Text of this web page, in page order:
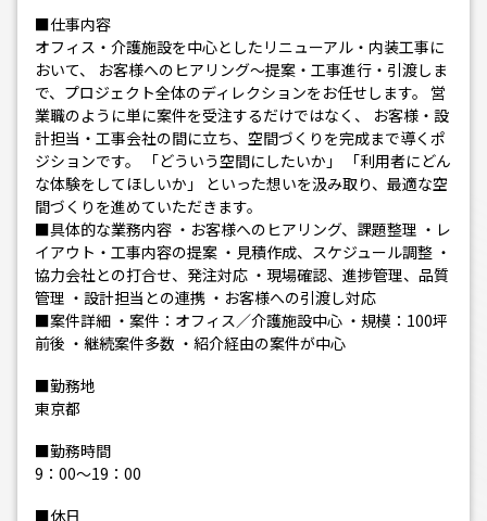
■仕事内容
オフィス・介護施設を中心としたリニューアル・内装工事に
おいて、 お客様へのヒアリング〜提案・工事進行・引渡しま
で、プロジェクト全体のディレクションをお任せします。 営
業職のように単に案件を受注するだけではなく、 お客様・設
計担当・工事会社の間に立ち、空間づくりを完成まで導くポ
ジションです。 「どういう空間にしたいか」 「利用者にどん
な体験をしてほしいか」 といった想いを汲み取り、最適な空
間づくりを進めていただきます。
■具体的な業務内容 ・お客様へのヒアリング、課題整理 ・レ
イアウト・工事内容の提案 ・見積作成、スケジュール調整 ・
協力会社との打合せ、発注対応 ・現場確認、進捗管理、品質
管理 ・設計担当との連携 ・お客様への引渡し対応
■案件詳細 ・案件：オフィス／介護施設中心 ・規模：100坪
前後 ・継続案件多数 ・紹介経由の案件が中心
■勤務地
東京都
■勤務時間
9：00～19：00
■休日